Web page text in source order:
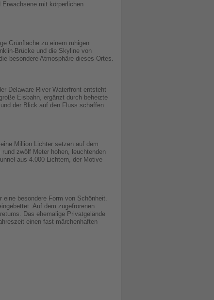
mit körperlichen
Grünfläche zu einem ruhigen
Brücke und die Skyline von
besondere Atmosphäre dieses Ortes.
Delaware River Waterfront entsteht
Eisbahn, ergänzt durch beheizte
der Blick auf den Fluss schaffen
Million Lichter setzen auf dem
zwölf Meter hohen, leuchtenden
aus 4.000 Lichtern, der Motive
besondere Form von Schönheit.
Auf dem zugefrorenen
Das ehemalige Privatgelände
einen fast märchenhaften